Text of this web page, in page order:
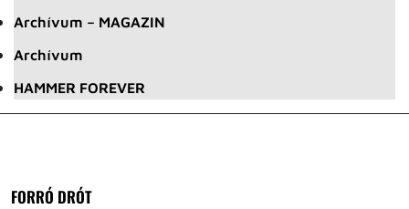
Archívum – MAGAZIN
Archívum
HAMMER FOREVER
FORRÓ DRÓT